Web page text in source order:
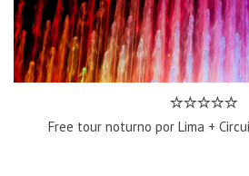
Free tour noturno por Lima +